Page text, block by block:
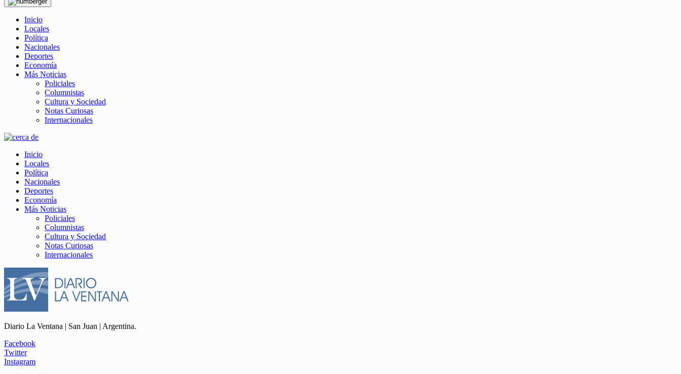
Inicio
Locales
Política
Nacionales
Deportes
Economía
Más Noticias
Policiales
Columnistas
Cultura y Sociedad
Notas Curiosas
Internacionales
Inicio
Locales
Política
Nacionales
Deportes
Economía
Más Noticias
Policiales
Columnistas
Cultura y Sociedad
Notas Curiosas
Internacionales
Diario La Ventana | San Juan | Argentina.
Facebook
Twitter
Instagram